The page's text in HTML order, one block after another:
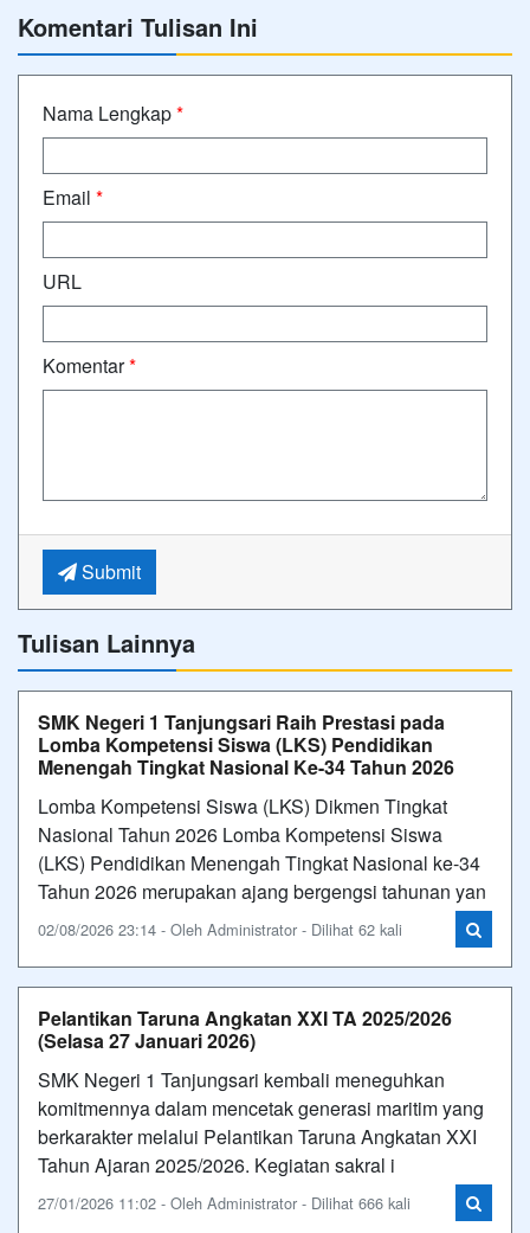
Komentari Tulisan Ini
Nama Lengkap*
Email *
URL
Komentar*
Submit
Tulisan Lainnya
SMK Negeri 1 Tanjungsari Raih Prestasi pada
Lomba Kompetensi Siswa (LKS) Pendidikan
Menengah Tingkat Nasional Ke-34 Tahun 2026
Lomba Kompetensi Siswa (LKS) Dikmen Tingkat
Nasional Tahun 2026 Lomba Kompetensi Siswa
(LKS) Pendidikan Menengah Tingkat Nasional ke-34
Tahun 2026 merupakan ajang bergengsi tahunan yan
02/08/2026 23:14 - Oleh Administrator - Dilihat 62 kali
Pelantikan Taruna Angkatan XXI TA 2025/2026
(Selasa 27 Januari 2026)
SMK Negeri 1 Tanjungsari kembali meneguhkan
komitmennya dalam mencetak generasi maritim yang
berkarakter melalui Pelantikan Taruna Angkatan XXI
Tahun Ajaran 2025/2026. Kegiatan sakral i
27/01/2026 11:02 - Oleh Administrator - Dilihat 666 kali